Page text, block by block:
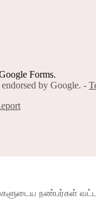
நண்பர்கள்